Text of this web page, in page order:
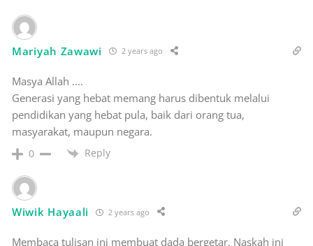
Mariyah Zawawi 2 years ago
Masya Allah ....
Generasi yang hebat memang harus dibentuk melalui
pendidikan yang hebat pula, baik dari orang tua,
masyarakat, maupun negara.
0 Reply
Wiwik Hayaali 2 years ago
Membaca tulisan ini membuat dada bergetar. Naskah ini